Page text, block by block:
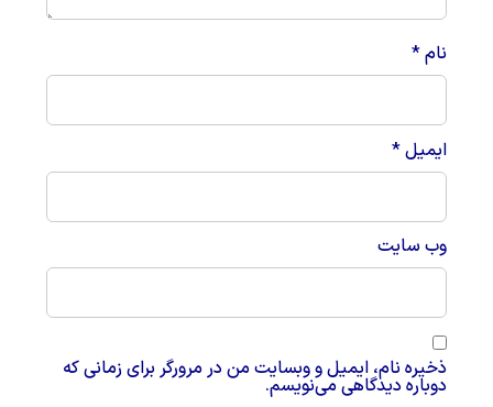
نام*
ایمیل*
وب‌ سایت
ذخیره نام، ایمیل و وبسایت من در مرورگر برای زمانی که
دوباره دیدگاهی می‌نویسم.